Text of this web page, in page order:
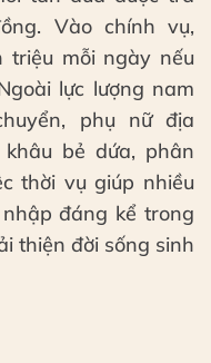
Vào chính vụ,
triệu mỗi ngày nếu
lực lượng nam
phụ nữ địa
bẻ dứa, phân
thời vụ giúp nhiều
đáng kể trong
thiện đời sống sinh